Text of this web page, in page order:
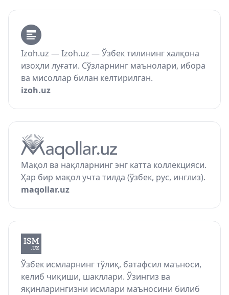
Izoh.uz — Izoh.uz — Ўзбек тилининг халқона
изоҳли луғати. Сўзларнинг маънолари, ибора
ва мисоллар билан келтирилган.
izoh.uz
Мақол ва нақлларнинг энг катта коллекцияси.
Ҳар бир мақол учта тилда (ўзбек, рус, инглиз).
maqollar.uz
Ўзбек исмларнинг тўлиқ, батафсил маъноси,
келиб чиқиши, шакллари. Ўзингиз ва
яқинларингизни исмлари маъносини билиб